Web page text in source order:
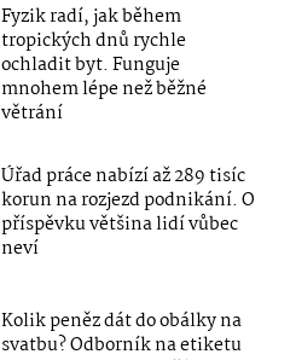
Fyzik radí, jak během
tropických dnů rychle
ochladit byt. Funguje
mnohem lépe než běžné
větrání
Úřad práce nabízí až 289 tisíc
korun na rozjezd podnikání. O
příspěvku většina lidí vůbec
neví
Kolik peněz dát do obálky na
svatbu? Odborník na etiketu